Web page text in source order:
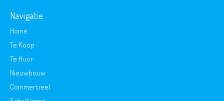
Navigatie
Home
Te Koop
Te Huur
Nieuwbouw
Commercieel